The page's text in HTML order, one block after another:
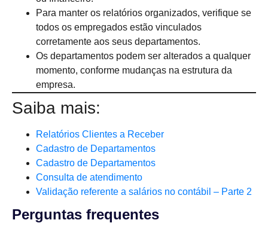
Para manter os relatórios organizados, verifique se
todos os empregados estão vinculados
corretamente aos seus departamentos.
Os departamentos podem ser alterados a qualquer
momento, conforme mudanças na estrutura da
empresa.
Saiba mais:
Relatórios Clientes a Receber
Cadastro de Departamentos
Cadastro de Departamentos
Consulta de atendimento
Validação referente a salários no contábil – Parte 2
Perguntas frequentes​